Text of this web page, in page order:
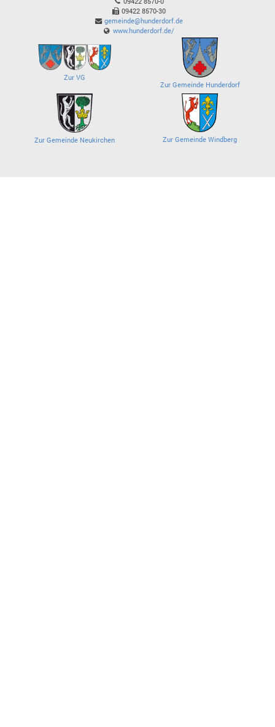
09422 8570-30
gemeinde@hunderdorf.de
www.hunderdorf.de/
Zur VG
Zur Gemeinde Hunderdorf
Zur Gemeinde Neukirchen Zur Gemeinde Windberg